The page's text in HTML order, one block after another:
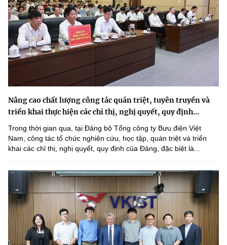
Nâng cao chất lượng công tác quán triệt, tuyên truyền và
triển khai thực hiện các chỉ thị, nghị quyết, quy định...
Trong thời gian qua, tại Đảng bộ Tổng công ty Bưu điện Việt
Nam, công tác tổ chức nghiên cứu, học tập, quán triệt và triển
khai các chỉ thị, nghị quyết, quy định của Đảng, đặc biệt là...